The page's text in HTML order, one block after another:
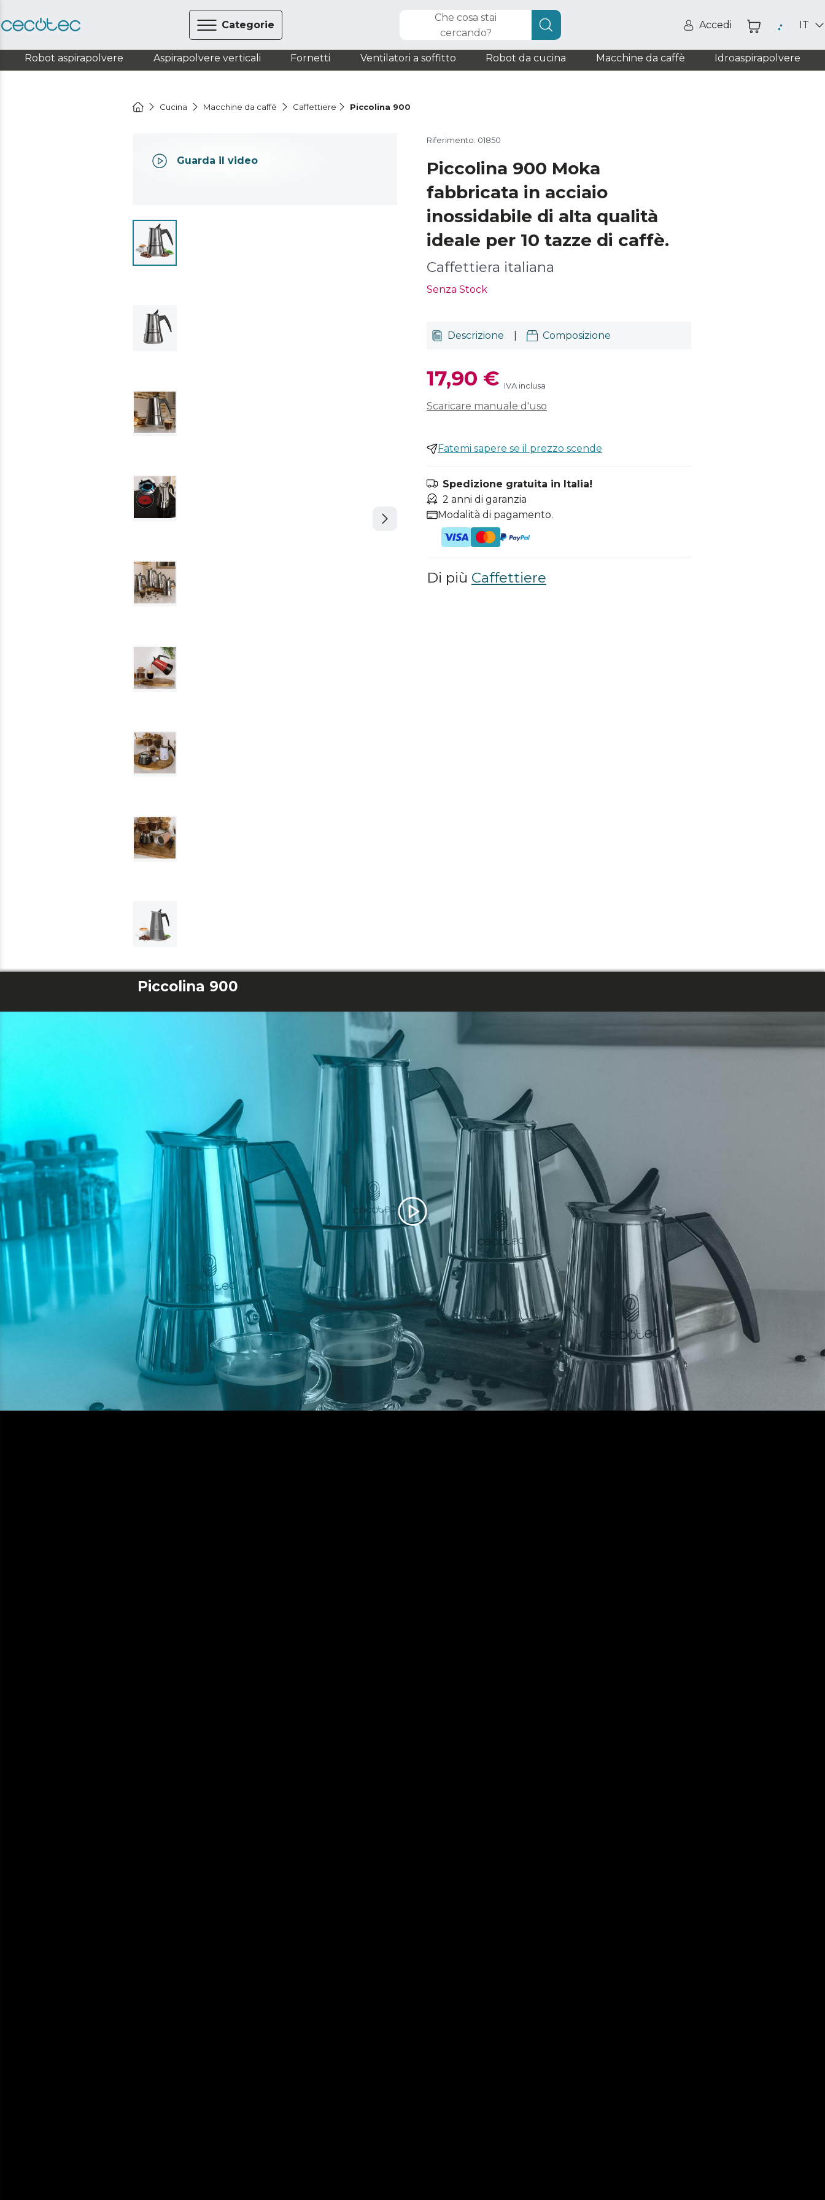
Categorie
Che cosa stai
cercando?
Accedi IT
Robot aspirapolvere Aspirapolvere verticali Fornetti Ventilatori a soffitto Robot da cucina Macchine da caffè Idroaspirapolvere
Cucina Macchine da caffè Caffettiere Piccolina 900
Guarda il video
Riferimento: 01850
Piccolina 900 Moka
fabbricata in acciaio
inossidabile di alta qualità
ideale per 10 tazze di caffè.
Caffettiera italiana
Senza Stock
Descrizione Composizione
17,90 € IVA inclusa
Scaricare manuale d'uso
Fatemi sapere se il prezzo scende
Spedizione gratuita in Italia!
2 anni di garanzia
Modalità di pagamento.
Di più Caffettiere
Piccolina 900